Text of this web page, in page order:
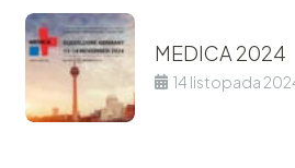
MEDICA 2024
14 listopada